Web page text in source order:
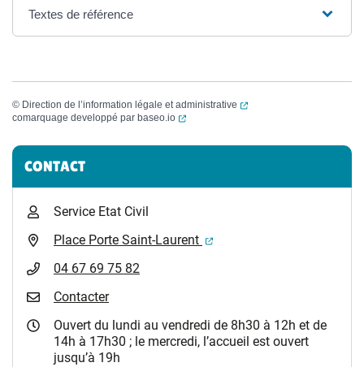
Textes de référence
© Direction de l’information légale et administrative
(ouverture dans un
comarquage developpé par baseo.io (ouverture dans un nouvel onglet)
Informations complémentaires
CONTACT
Service Etat Civil
Place Porte Saint-Laurent
(ouverture dans un
04 67 69 75 82
Contacter
Ouvert du lundi au vendredi de 8h30 à 12h et de
14h à 17h30 ; le mercredi, l’accueil est ouvert
jusqu’à 19h